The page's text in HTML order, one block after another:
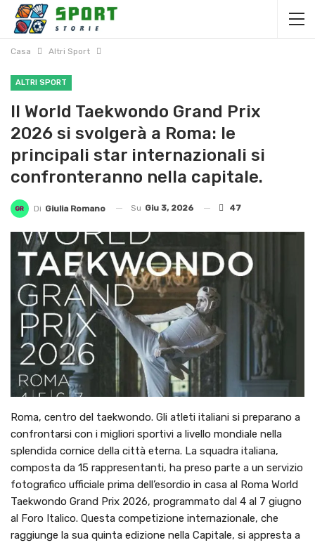
Casa Altri Sport
ALTRI SPORT
Il World Taekwondo Grand Prix
2026 si svolgerà a Roma: le
principali star internazionali si
confronteranno nella capitale.
Di Giulia Romano Su Giu 3, 2026 47
Roma, centro del taekwondo. Gli atleti italiani si preparano a
confrontarsi con i migliori sportivi a livello mondiale nella
splendida cornice della città eterna. La squadra italiana,
composta da 15 rappresentanti, ha preso parte a un servizio
fotografico ufficiale prima dell’esordio in casa al Roma World
Taekwondo Grand Prix 2026, programmato dal 4 al 7 giugno
al Foro Italico. Questa competizione internazionale, che
raggiunge la sua quinta edizione nella Capitale, si appresta a